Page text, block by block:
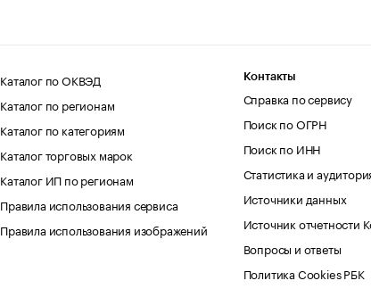
Каталог по ОКВЭД
Каталог по регионам
Каталог по категориям
Каталог торговых марок
Каталог ИП по регионам
Правила использования сервиса
Правила использования изображений
Контакты
Справка по сервису
Поиск по ОГРН
Поиск по ИНН
Статистика и
Источники данных
Источник отчетности
Вопросы и ответы
Политика Cookies РБК